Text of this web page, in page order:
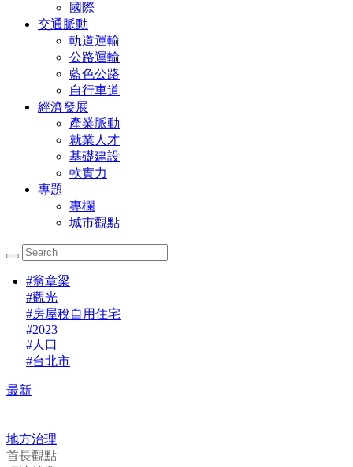
國際
交通脈動
軌道運輸
公路運輸
藍色公路
自行車道
經濟發展
產業脈動
就業人才
基礎建設
軟實力
專題
專欄
城市觀點
#翁章梁
#觀光
#房屋稅自用住宅
#2023
#人口
#台北市
最新
地方治理
首長觀點